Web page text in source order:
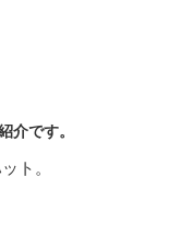
介です。
ト。